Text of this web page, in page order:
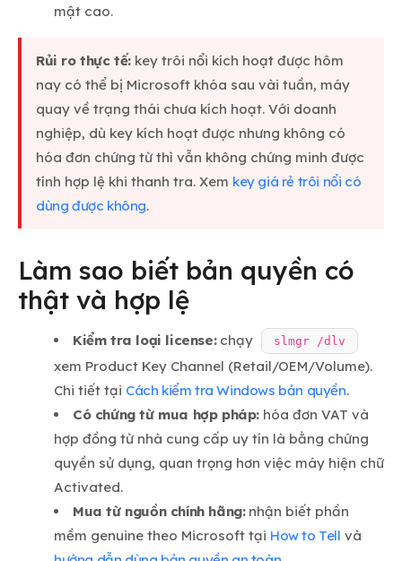
mật cao.
Rủi ro thực tế: key trôi nổi kích hoạt được hôm
nay có thể bị Microsoft khóa sau vài tuần, máy
quay về trạng thái chưa kích hoạt. Với doanh
nghiệp, dù key kích hoạt được nhưng không có
hóa đơn chứng từ thì vẫn không chứng minh được
tính hợp lệ khi thanh tra. Xem key giá rẻ trôi nổi có
dùng được không.
Làm sao biết bản quyền có
thật và hợp lệ
Kiểm tra loại license:chạy slmgr /dlv
xem Product Key Channel (Retail/OEM/Volume).
Chi tiết tại Cách kiểm tra Windows bản quyền.
Có chứng từ mua hợp pháp: hóa đơn VAT và
hợp đồng từ nhà cung cấp uy tín là bằng chứng
quyền sử dụng, quan trọng hơn việc máy hiện chữ
Activated.
Mua từ nguồn chính hãng:nhận biết phần
mềm genuine theo Microsoft tại How to Tell và